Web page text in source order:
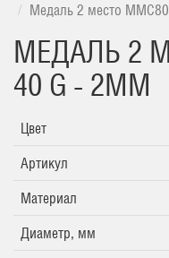
Медаль 2 место
МЕДАЛЬ 2
40 G - 2ММ
Цвет
Артикул
Материал
Диаметр, мм